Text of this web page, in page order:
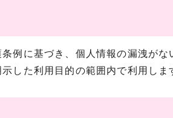
例に基づき、個人情報の漏洩がな
した利用目的の範囲内で利用しま